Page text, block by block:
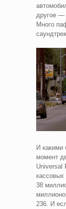
другое —
Много
И какими
момент
Universal
38
236. И